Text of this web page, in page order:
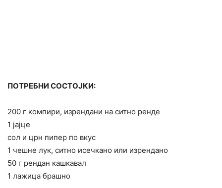
ПОТРЕБНИ СОСТОЈКИ:
200 г компири, изрендани на ситно ренде
1 јајце
сол и црн пипер по вкус
1 чешне лук, ситно исечкано или изрендано
50 г рендан кашкавал
1 лажица брашно